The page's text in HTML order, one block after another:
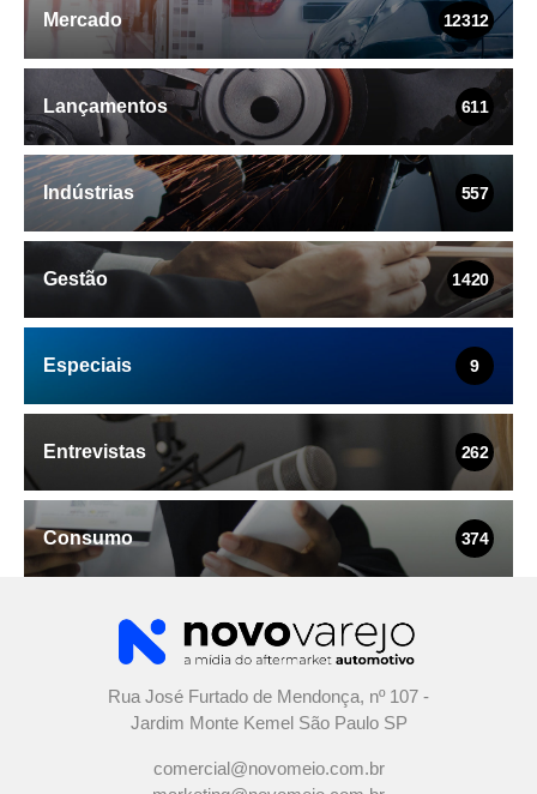
Mercado 12312
Lançamentos 611
Indústrias 557
Gestão 1420
Especiais 9
Entrevistas 262
Consumo 374
Rua José Furtado de Mendonça, nº 107 -
Jardim Monte Kemel São Paulo SP
comercial@novomeio.com.br